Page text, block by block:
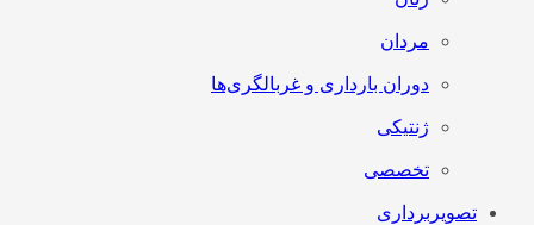
مردان
دوران بارداری و غربالگری‌ها
ژنتیکی
تخصصی
تصویربرداری